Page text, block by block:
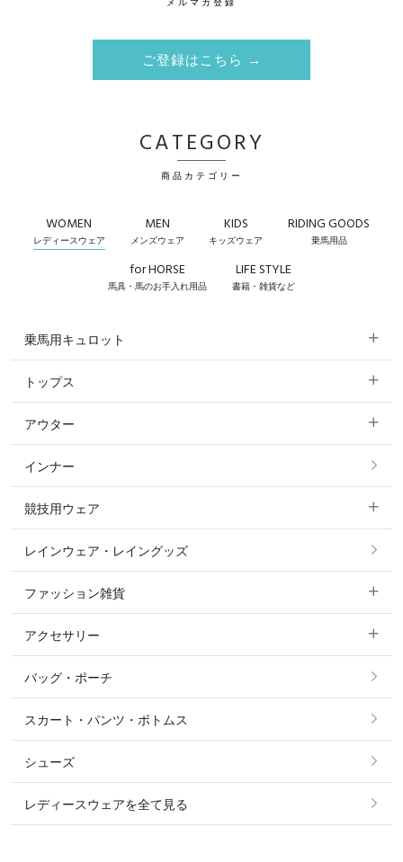
メルマガ登録
ご登録はこちら →
CATEGORY
商品カテゴリー
WOMEN
レディースウェア
MEN
メンズウェア
KIDS
キッズウェア
RIDING GOODS
乗馬用品
for HORSE
馬具・馬のお手入れ用品
LIFE STYLE
書籍・雑貨など
乗馬用キュロット
すべてのキュロット
フルグリップ・尻革 キュロット
ニーグリップ・膝革 キュロット
トップス
すべてのトップス
ポロシャツ
カットソー・Tシャツ・タンクトップ
パーカー・トレーナー・スウェット
ニット・セーター
シャツ・ブラウス・ワンピース
アウター
すべてのアウター
コート
ジャケット・ブルゾン
その他 アウター
インナー
競技用ウェア
すべての競技用ウェア
ショージャケット
ショーシャツ
レインウェア・レイングッズ
ファッション雑貨
すべてのファッション雑貨
ソックス
ベルト
マフラー・スカーフ・ストール・スヌード
アクセサリー
すべてのアクセサリー
リング
ピアス・イヤリング
バッグ・ポーチ
スカート・パンツ・ボトムス
シューズ
レディースウェアを全て見る